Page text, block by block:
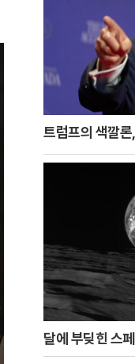
트럼프의 색깔
달에 부딪힌 스